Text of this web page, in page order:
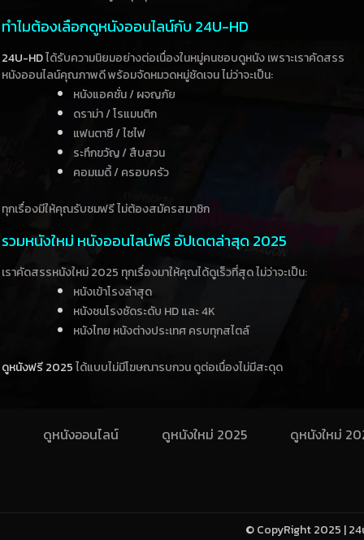
ทำไมต้องเลือกดูหนังออนไลน์กับ 24U-HD
24U-HDได้รับความนิยมอย่างต่อเนื่องในหมู่คนชอบดูหนัง เพราะเราคัดสรร
หนังออนไลน์คุณภาพดี พร้อมจัดหมวดหมู่ชัดเจน ไม่ว่าจะเป็น:
หนังแอคชั่น / ผจญภัย
ดราม่า / โรแมนติก
แฟนตาซี / ไซไฟ
ระทึกขวัญ / สืบสวน
คอมเมดี้ / ครอบครัว
ทุกเรื่องมีให้คุณรับชมฟรี ไม่ต้องสมัครสมาชิก
รวมหนังใหม่ หนังออนไลน์ฟรี อัปเดตล่าสุด 2025
เราคัดสรรหนังใหม่ 2025 ทุกเรื่องมาให้คุณได้ดูเร็วที่สุด ไม่ว่าจะเป็น:
หนังเข้าโรงล่าสุด
หนังชนโรงชัดระดับ HD และ 4K
หนังไทย หนังต่างประเทศ ครบทุกสไตล์
ดูหนังฟรี 2025ได้แบบไม่มีโฆษณารบกวน ดูต่อเนื่องไม่มีสะดุด
ดูหนังออนไลน์ ดูหนังใหม่ 2025 ดูหนังใหม่
© CopyRight 2025 |